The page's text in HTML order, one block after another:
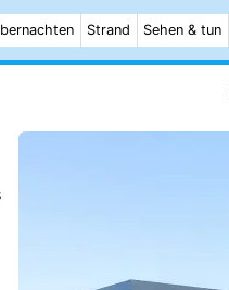
Strand Sehen & tun